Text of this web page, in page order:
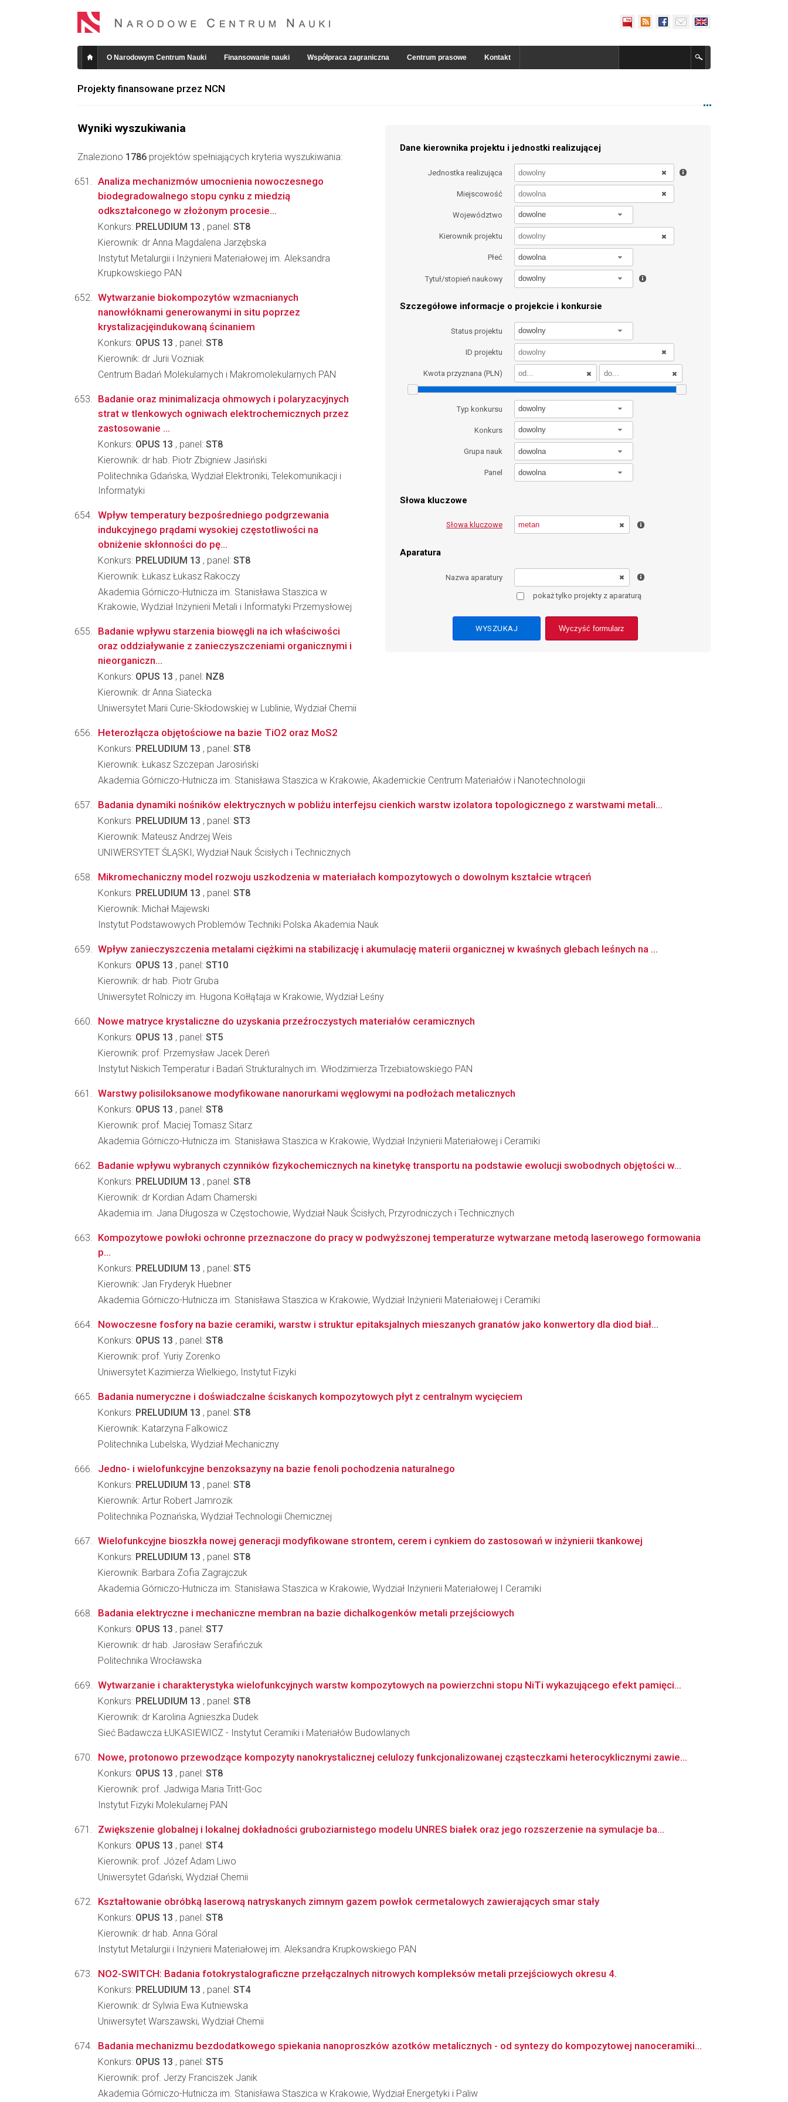
O Narodowym Centrum Nauki Finansowanie nauki Współpraca zagraniczna Centrum prasowe Kontakt
Projekty finansowane przez NCN
Wyniki wyszukiwania
Znaleziono 1786 projektów spełniających kryteria wyszukiwania:
Dane kierownika projektu i jednostki realizującej
Jednostka realizująca
Miejscowość
Województwo dowolne
Kierownik projektu
Płeć dowolna
Tytuł/stopień naukowy dowolny
Szczegółowe informacje o projekcie i konkursie
Status projektu dowolny
ID projektu
Kwota przyznana (PLN)
Typ konkursu dowolny
Konkurs dowolny
Grupa nauk dowolna
Panel dowolna
Słowa kluczowe
Słowa kluczowe
Aparatura
Nazwa aparatury
pokaż tylko projekty z aparaturą
Wyczyść formularz
Analiza mechanizmów umocnienia nowoczesnego
biodegradowalnego stopu cynku z miedzią
odkształconego w złożonym procesie...
Konkurs: PRELUDIUM 13 , panel: ST8
Kierownik: dr Anna Magdalena Jarzębska
Instytut Metalurgii i Inżynierii Materiałowej im. Aleksandra
Krupkowskiego PAN
Wytwarzanie biokompozytów wzmacnianych
nanowłóknami generowanymi in situ poprzez
krystalizacjęindukowaną ścinaniem
Konkurs: OPUS 13 , panel: ST8
Kierownik: dr Jurii Vozniak
Centrum Badań Molekularnych i Makromolekularnych PAN
Badanie oraz minimalizacja ohmowych i polaryzacyjnych
strat w tlenkowych ogniwach elektrochemicznych przez
zastosowanie ...
Konkurs: OPUS 13 , panel: ST8
Kierownik: dr hab. Piotr Zbigniew Jasiński
Politechnika Gdańska, Wydział Elektroniki, Telekomunikacji i
Informatyki
Wpływ temperatury bezpośredniego podgrzewania
indukcyjnego prądami wysokiej częstotliwości na
obniżenie skłonności do pę...
Konkurs: PRELUDIUM 13 , panel: ST8
Kierownik: Łukasz Łukasz Rakoczy
Akademia Górniczo-Hutnicza im. Stanisława Staszica w
Krakowie, Wydział Inżynierii Metali i Informatyki Przemysłowej
Badanie wpływu starzenia biowęgli na ich właściwości
oraz oddziaływanie z zanieczyszczeniami organicznymi i
nieorganiczn...
Konkurs: OPUS 13 , panel: NZ8
Kierownik: dr Anna Siatecka
Uniwersytet Marii Curie-Skłodowskiej w Lublinie, Wydział Chemii
Heterozłącza objętościowe na bazie TiO2 oraz MoS2
Konkurs: PRELUDIUM 13 , panel: ST8
Kierownik: Łukasz Szczepan Jarosiński
Akademia Górniczo-Hutnicza im. Stanisława Staszica w Krakowie, Akademickie Centrum Materiałów i Nanotechnologii
Badania dynamiki nośników elektrycznych w pobliżu interfejsu cienkich warstw izolatora topologicznego z warstwami metali...
Konkurs: PRELUDIUM 13 , panel: ST3
Kierownik: Mateusz Andrzej Weis
UNIWERSYTET ŚLĄSKI, Wydział Nauk Ścisłych i Technicznych
Mikromechaniczny model rozwoju uszkodzenia w materiałach kompozytowych o dowolnym kształcie wtrąceń
Konkurs: PRELUDIUM 13 , panel: ST8
Kierownik: Michał Majewski
Instytut Podstawowych Problemów Techniki Polska Akademia Nauk
Wpływ zanieczyszczenia metalami ciężkimi na stabilizację i akumulację materii organicznej w kwaśnych glebach leśnych na ...
Konkurs: OPUS 13 , panel: ST10
Kierownik: dr hab. Piotr Gruba
Uniwersytet Rolniczy im. Hugona Kołłątaja w Krakowie, Wydział Leśny
Nowe matryce krystaliczne do uzyskania przeźroczystych materiałów ceramicznych
Konkurs: OPUS 13 , panel: ST5
Kierownik: prof. Przemysław Jacek Dereń
Instytut Niskich Temperatur i Badań Strukturalnych im. Włodzimierza Trzebiatowskiego PAN
Warstwy polisiloksanowe modyfikowane nanorurkami węglowymi na podłożach metalicznych
Konkurs: OPUS 13 , panel: ST8
Kierownik: prof. Maciej Tomasz Sitarz
Akademia Górniczo-Hutnicza im. Stanisława Staszica w Krakowie, Wydział Inżynierii Materiałowej i Ceramiki
Badanie wpływu wybranych czynników fizykochemicznych na kinetykę transportu na podstawie ewolucji swobodnych objętości w...
Konkurs: PRELUDIUM 13 , panel: ST8
Kierownik: dr Kordian Adam Chamerski
Akademia im. Jana Długosza w Częstochowie, Wydział Nauk Ścisłych, Przyrodniczych i Technicznych
Kompozytowe powłoki ochronne przeznaczone do pracy w podwyższonej temperaturze wytwarzane metodą laserowego formowania
p...
Konkurs: PRELUDIUM 13 , panel: ST5
Kierownik: Jan Fryderyk Huebner
Akademia Górniczo-Hutnicza im. Stanisława Staszica w Krakowie, Wydział Inżynierii Materiałowej i Ceramiki
Nowoczesne fosfory na bazie ceramiki, warstw i struktur epitaksjalnych mieszanych granatów jako konwertory dla diod biał...
Konkurs: OPUS 13 , panel: ST8
Kierownik: prof. Yuriy Zorenko
Uniwersytet Kazimierza Wielkiego, Instytut Fizyki
Badania numeryczne i doświadczalne ściskanych kompozytowych płyt z centralnym wycięciem
Konkurs: PRELUDIUM 13 , panel: ST8
Kierownik: Katarzyna Falkowicz
Politechnika Lubelska, Wydział Mechaniczny
Jedno- i wielofunkcyjne benzoksazyny na bazie fenoli pochodzenia naturalnego
Konkurs: PRELUDIUM 13 , panel: ST8
Kierownik: Artur Robert Jamrozik
Politechnika Poznańska, Wydział Technologii Chemicznej
Wielofunkcyjne bioszkła nowej generacji modyfikowane strontem, cerem i cynkiem do zastosowań w inżynierii tkankowej
Konkurs: PRELUDIUM 13 , panel: ST8
Kierownik: Barbara Zofia Zagrajczuk
Akademia Górniczo-Hutnicza im. Stanisława Staszica w Krakowie, Wydział Inżynierii Materiałowej I Ceramiki
Badania elektryczne i mechaniczne membran na bazie dichalkogenków metali przejściowych
Konkurs: OPUS 13 , panel: ST7
Kierownik: dr hab. Jarosław Serafińczuk
Politechnika Wrocławska
Wytwarzanie i charakterystyka wielofunkcyjnych warstw kompozytowych na powierzchni stopu NiTi wykazującego efekt pamięci...
Konkurs: PRELUDIUM 13 , panel: ST8
Kierownik: dr Karolina Agnieszka Dudek
Sieć Badawcza ŁUKASIEWICZ - Instytut Ceramiki i Materiałów Budowlanych
Nowe, protonowo przewodzące kompozyty nanokrystalicznej celulozy funkcjonalizowanej cząsteczkami heterocyklicznymi zawie...
Konkurs: OPUS 13 , panel: ST8
Kierownik: prof. Jadwiga Maria Tritt-Goc
Instytut Fizyki Molekularnej PAN
Zwiększenie globalnej i lokalnej dokładności gruboziarnistego modelu UNRES białek oraz jego rozszerzenie na symulacje ba...
Konkurs: OPUS 13 , panel: ST4
Kierownik: prof. Józef Adam Liwo
Uniwersytet Gdański, Wydział Chemii
Kształtowanie obróbką laserową natryskanych zimnym gazem powłok cermetalowych zawierających smar stały
Konkurs: OPUS 13 , panel: ST8
Kierownik: dr hab. Anna Góral
Instytut Metalurgii i Inżynierii Materiałowej im. Aleksandra Krupkowskiego PAN
NO2-SWITCH: Badania fotokrystalograficzne przełączalnych nitrowych kompleksów metali przejściowych okresu 4.
Konkurs: PRELUDIUM 13 , panel: ST4
Kierownik: dr Sylwia Ewa Kutniewska
Uniwersytet Warszawski, Wydział Chemii
Badania mechanizmu bezdodatkowego spiekania nanoproszków azotków metalicznych - od syntezy do kompozytowej nanoceramiki...
Konkurs: OPUS 13 , panel: ST5
Kierownik: prof. Jerzy Franciszek Janik
Akademia Górniczo-Hutnicza im. Stanisława Staszica w Krakowie, Wydział Energetyki i Paliw